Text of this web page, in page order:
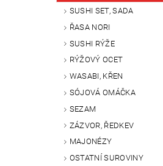
SUSHI SET, SADA
ŘASA NORI
SUSHI RÝŽE
RÝŽOVÝ OCET
WASABI, KŘEN
SÓJOVÁ OMÁČKA
SEZAM
ZÁZVOR, ŘEDKEV
MAJONÉZY
OSTATNÍ SUROVINY